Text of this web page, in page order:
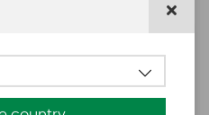
499 SEK